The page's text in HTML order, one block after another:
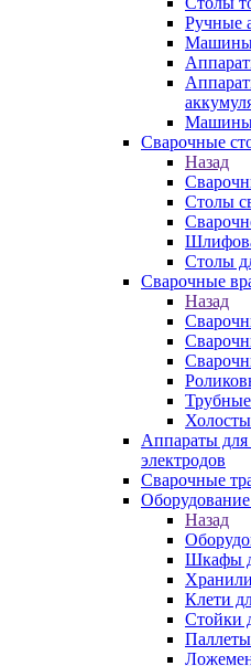
Ручные
Машины
Машины
Сварочные
Назад
Столы
Столы
Сварочные
Назад
Аппараты для
электродов
Сварочные
Назад
Шкафы
Клети
Стойки